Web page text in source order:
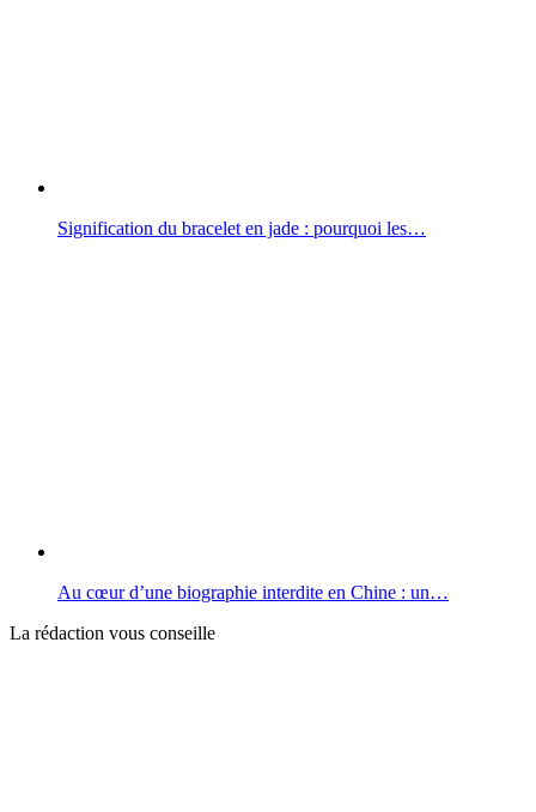
Signification du bracelet en jade : pourquoi les…
Au cœur d’une biographie interdite en Chine : un…
La rédaction vous conseille